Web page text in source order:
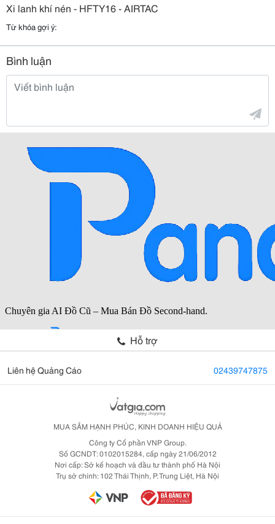
Xi lanh khí nén - HFTY16 - AIRTAC
Từ khóa gợi ý:
Bình luận
Hỗ trợ
Liên hệ Quảng Cáo 02439747875
MUA SẮM HẠNH PHÚC, KINH DOANH HIỆU QUẢ
Công ty Cổ phần VNP Group.
Số GCNDT: 0102015284, cấp ngày 21/06/2012
Nơi cấp: Sở kế hoạch và đầu tư thành phố Hà Nội
Trụ sở chính: 102 Thái Thịnh, P. Trung Liệt, Hà Nội